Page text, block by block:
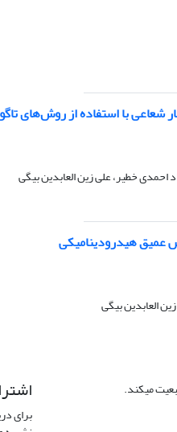
با استفاده از روش‌های
احمدی خطیر، علی زین العابدین بیگی
عمیق هیدرودینامیکی
العابدین بیگی
برای